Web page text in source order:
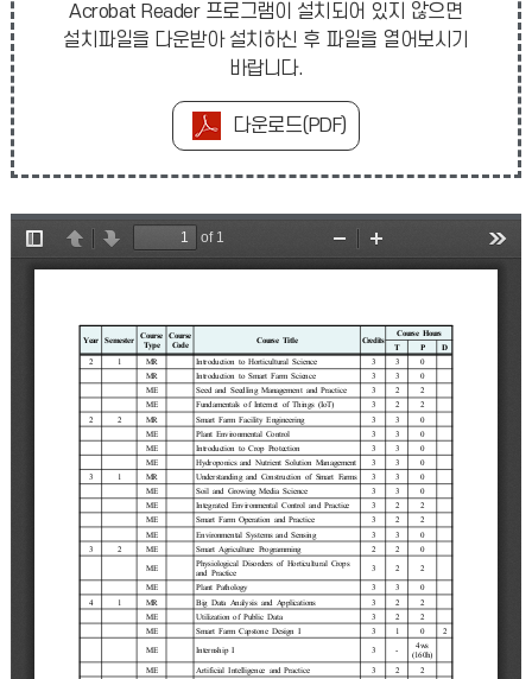
Acrobat Reader 프로그램이 설치되어 있지 않으면
설치파일을 다운받아 설치하신 후 파일을 열어보시기
바랍니다.
다운로드(PDF)